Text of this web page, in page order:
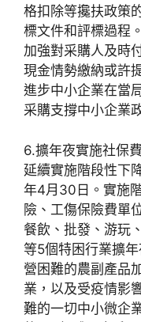
格扣除等攙扶政策
標文件和評標過程
加強對采購人及時
現金情勢繳納或許
進步中小企業在當
采購支撐中小企業
6.擴年夜實施社保
延續實施階段性下
年4月30日。實施
險、工傷保險費單
餐飲、批發、游玩
等5個特困行業擴
營困難的農副產品
業，以及受疫情影
難的一切中小微企